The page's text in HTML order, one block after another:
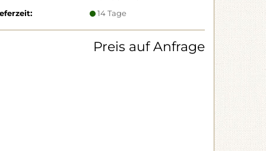
14 Tage
Preis auf Anfrage